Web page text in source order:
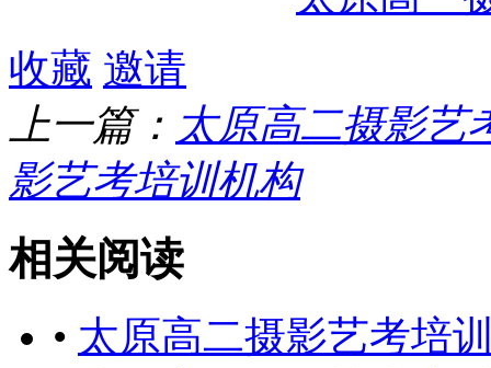
收藏 邀请
上一篇： 太原高二摄影艺
影艺考培训机构
相关阅读
• 太原高二摄影艺考培